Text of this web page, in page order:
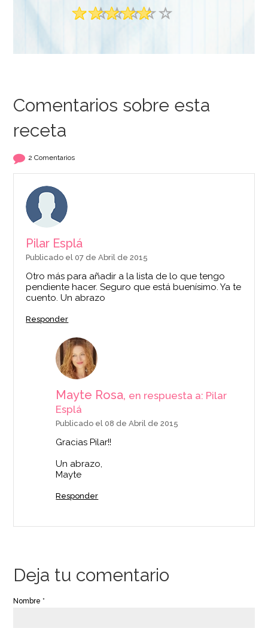
Comentarios sobre esta
receta
2 Comentarios
Pilar Esplá
Publicado el 07 de Abril de 2015
Otro más para añadir a la lista de lo que tengo
pendiente hacer. Seguro que está buenísimo. Ya te
cuento. Un abrazo
Responder
Mayte Rosa, en respuesta a: Pilar
Esplá
Publicado el 08 de Abril de 2015
Gracias Pilar!!
Un abrazo,
Mayte
Responder
Deja tu comentario
Nombre *